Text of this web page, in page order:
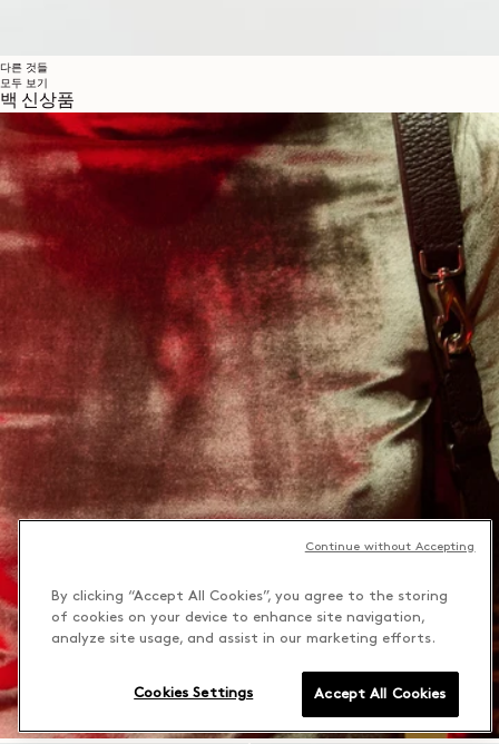
다른 것들
모두 보기
백 신상품
By clicking “Accept All Cookies”, you agree to the storing
of cookies on your device to enhance site navigation,
analyze site usage, and assist in our marketing efforts.
Accept All Cookies
Cookies Settings
Continue without Accepting